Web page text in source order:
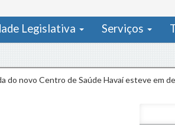
Legislativa Serviços
do novo Centro de Saúde Havaí esteve em